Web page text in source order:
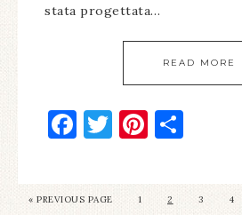
stata progettata…
READ MORE
Facebook
Twitter
« PREVIOUS PAGE 1 2 3 4